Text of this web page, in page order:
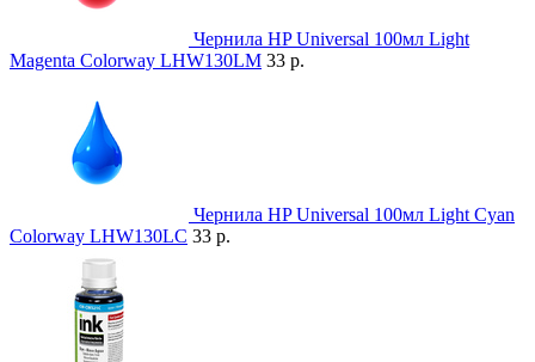
Чернила HP Universal 100мл Light
Magenta Colorway LHW130LM 33 р.
Чернила HP Universal 100мл Light Cyan
Colorway LHW130LC 33 р.